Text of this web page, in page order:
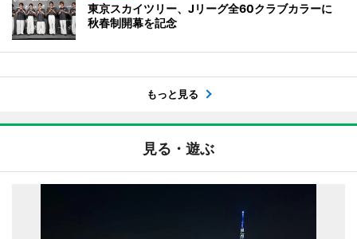
東京スカイツリー、Jリーグ全60クラブカラーに
秋春制開幕を記念
もっと見る
見る・遊ぶ